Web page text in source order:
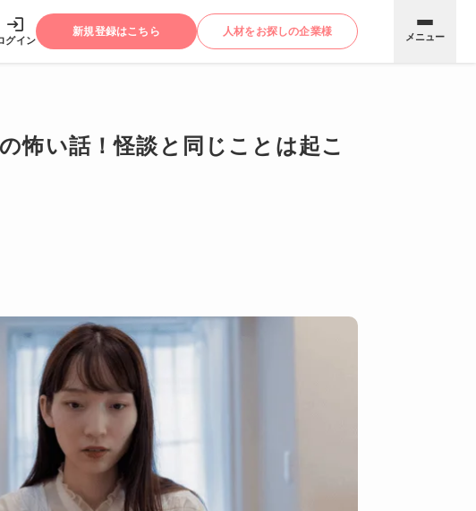
グイン
新規登録はこちら 人材をお探しの企業様 メニュー
怖い話！怪談と同じことは起こ